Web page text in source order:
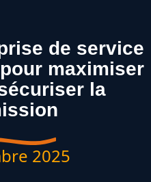
de service
maximiser
la
2025